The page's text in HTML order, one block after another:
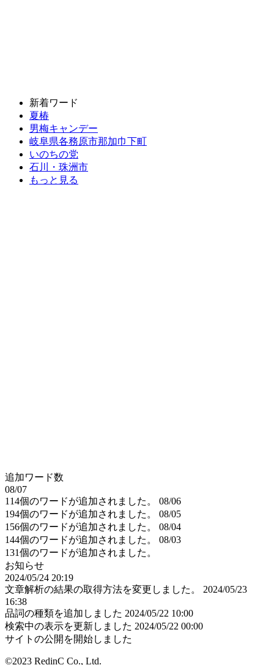
新着ワード
夏椿
男梅キャンデー
岐阜県各務原市那加巾下町
いのちの党
石川・珠洲市
もっと見る
追加ワード数
08/07
114個のワードが追加されました。
08/06
194個のワードが追加されました。
08/05
156個のワードが追加されました。
08/04
144個のワードが追加されました。
08/03
131個のワードが追加されました。
お知らせ
2024/05/24 20:19
文章解析の結果の取得方法を変更しました。
2024/05/23
16:38
品詞の種類を追加しました 2024/05/22 10:00
検索中の表示を更新しました 2024/05/22 00:00
サイトの公開を開始しました
©2023 RedinC Co., Ltd.